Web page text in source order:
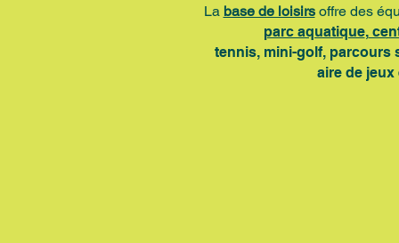
La base de loisirsoffre des
parc aquatique,
tennis, mini-golf, parcours
aire de